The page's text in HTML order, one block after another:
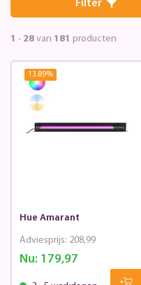
Filter
1 - 28 van 181 producten
13.89%
Hue Amarant
Nu:179,97
Adviesprijs: 208,99